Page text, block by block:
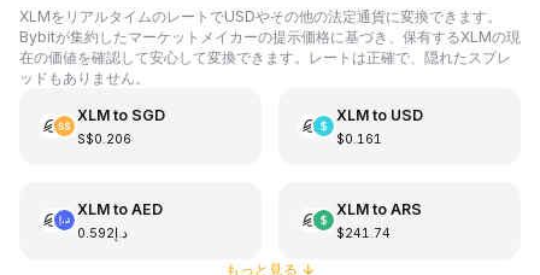
XLMをリアルタイムのレートでUSDやその他の法定通貨に変換できます。
Bybitが集約したマーケットメイカーの提示価格に基づき、保有するXLMの現
在の価値を確認して安心して変換できます。レートは正確で、隠れたスプレ
ッドもありません。
XLMto SGD
S$0.206
XLMto USD
$0.161
XLMto AED
د.إ0.592
XLMto ARS
$241.74
もっと見る ↓